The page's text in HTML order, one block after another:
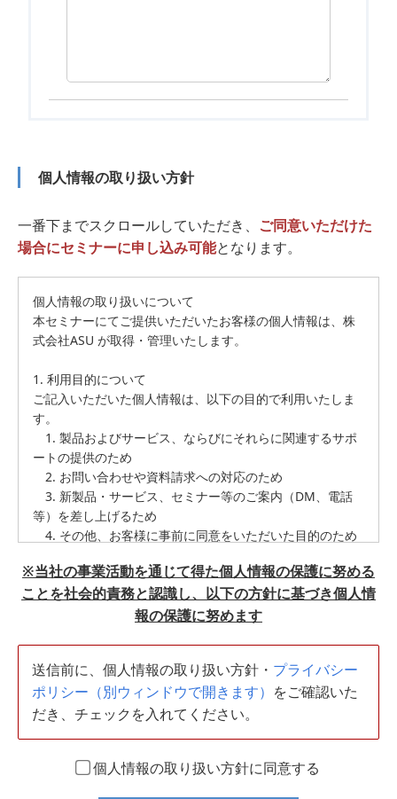
個人情報の取り扱い方針
一番下までスクロールしていただき、 ご同意いただけた
場合にセミナーに申し込み可能となります。
個人情報の取り扱いについて
本セミナーにてご提供いただいたお客様の個人情報は、株
式会社ASU が取得・管理いたします。
1. 利用目的について
ご記入いただいた個人情報は、以下の目的で利用いたしま
す。
1. 製品およびサービス、ならびにそれらに関連するサポ
ートの提供のため
2. お問い合わせや資料請求への対応のため
3. 新製品・サービス、セミナー等のご案内（DM、電話
等）を差し上げるため
4. その他、お客様に事前に同意をいただいた目的のため
2. 協力会社との共同利用について
取得した個人情報を弊社の仕入先協力会社、関連会社と共
同で利用する場合があります。
個人情報のご提供は任意ですが、ご提供いただけない場合
は、本セミナーに関連するサービスをご提供できない場合
がありますのでご了承くださいませ。
弊社は、事業活動の範囲内で個人情報の利用目的を特定
※当社の事業活動を通じて得た個人情報の保護に努める
ことを社会的責務と認識し、以下の方針に基づき個人情
報の保護に努めます
送信前に、個人情報の取り扱い方針・ プライバシー
ポリシー（別ウィンドウで開きます） をご確認いた
だき、チェックを入れてください。
個人情報の取り扱い方針に同意する